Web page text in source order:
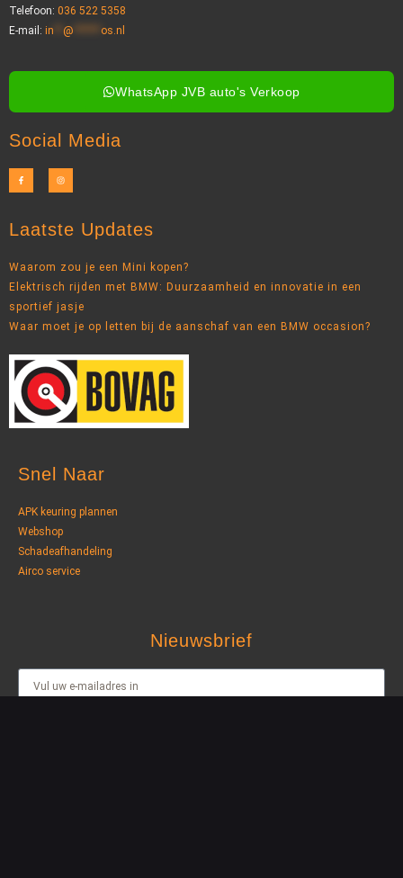
Telefoon: 036 522 5358
E-mail: in @ os.nl
WhatsApp JVB auto's Verkoop
Social Media
Laatste Updates
Waarom zou je een Mini kopen?
Elektrisch rijden met BMW: Duurzaamheid en innovatie in een
sportief jasje
Waar moet je op letten bij de aanschaf van een BMW occasion?
Snel Naar
APK keuring plannen
Webshop
Schadeafhandeling
Airco service
Nieuwsbrief